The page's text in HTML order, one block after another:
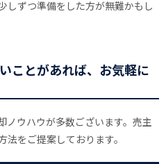
しずつ準備をした方が無難かもし
ことがあれば、お気軽に
ノウハウが多数ございます。売主
をご提案しております。